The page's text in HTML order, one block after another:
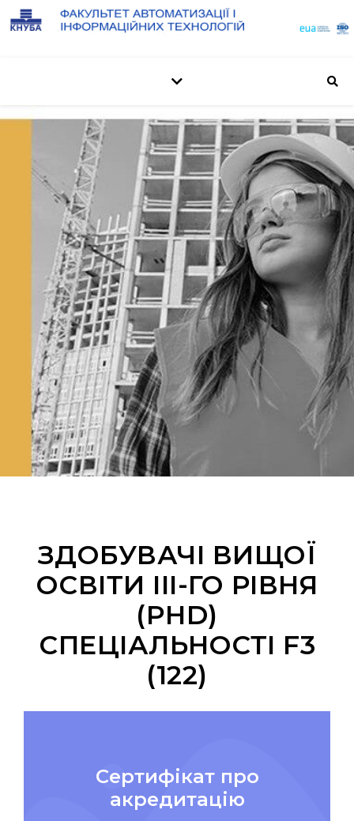
ЗДОБУВАЧІ ВИЩОЇ
ОСВІТИ ІІІ-ГО РІВНЯ
(PHD)
СПЕЦІАЛЬНОСТІ F3
(122)
Сертифікат про
акредитацію